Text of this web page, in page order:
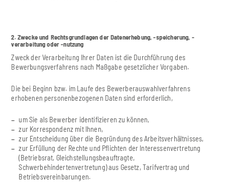
2. Zwecke und Rechtsgrundlagen der Datenerhebung, -speicherung, -
verarbeitung oder -nutzung
Zweck der Verarbeitung Ihrer Daten ist die Durchführung des
Bewerbungsverfahrens nach Maßgabe gesetzlicher Vorgaben.
Die bei Beginn bzw. im Laufe des Bewerberauswahlverfahrens
erhobenen personenbezogenen Daten sind erforderlich,
um Sie als Bewerber identifizieren zu können,
zur Korrespondenz mit Ihnen,
zur Entscheidung über die Begründung des Arbeitsverhältnisses,
zur Erfüllung der Rechte und Pflichten der Interessenvertretung
(Betriebsrat, Gleichstellungsbeauftragte,
Schwerbehindertenvertretung) aus Gesetz, Tarifvertrag und
Betriebsvereinbarungen.